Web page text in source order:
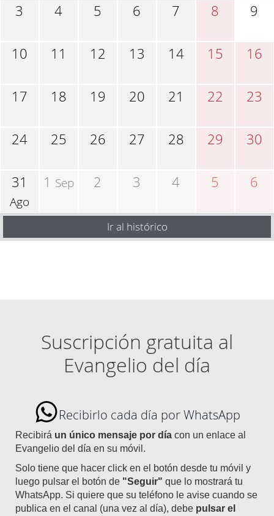
3 4 5 6 7 8 9
10 11 12 13 14 15 16
17 18 19 20 21 22 23
24 25 26 27 28 29 30
31
Ago
1 Sep 2 3 4 5 6
Ir al histórico
Suscripción gratuita al
Evangelio del día
Recibirlo cada día por WhatsApp
Recibirá un único mensaje por día con un enlace al
Evangelio del día en su móvil.
Solo tiene que hacer click en el botón desde tu móvil y
luego pulsar el botón de "Seguir" que lo mostrará tu
WhatsApp. Si quiere que su teléfono le avise cuando se
publica en el canal (una vez al día), debe pulsar el